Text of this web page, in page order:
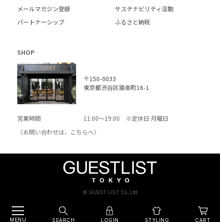
メールマガジン登録
サステナビリティ活動
パートナーシップ
ふるさと納税
SHOP
〒150-0033
東京都渋谷区猿楽町16-1
営業時間
11:00～19:00 ※定休日 月曜日
〈お問い合わせは、
こちらへ〉
© GUEST LIST Co.,Ltd
MENU SEARCH LOGIN STYLING CART